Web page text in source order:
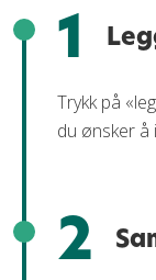
1
Trykk på
du ønsker å
2